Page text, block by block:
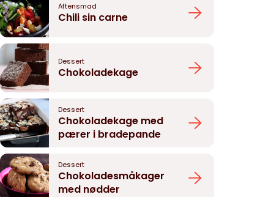
Aftensmad
Chili sin carne
Dessert
Chokoladekage
Dessert
Chokoladekage med
pærer i bradepande
Dessert
Chokoladesmåkager
med nødder